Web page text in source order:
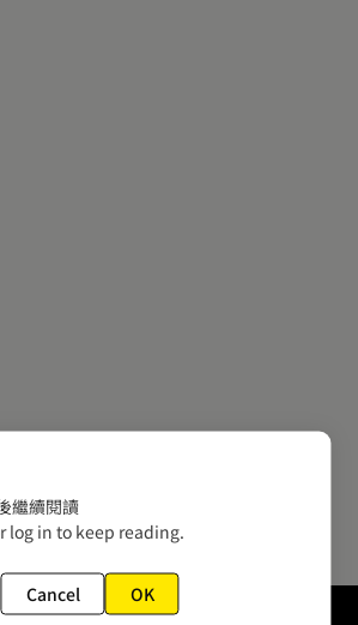
繼續閱讀
log in to keep reading.
Cancel OK